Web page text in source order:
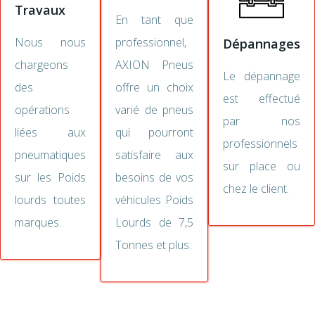
Travaux
Nous nous
chargeons
des
opérations
liées aux
pneumatiques
sur les Poids
lourds toutes
marques.
En tant que
professionnel,
AXION Pneus
offre un choix
varié de pneus
qui pourront
satisfaire aux
besoins de vos
véhicules Poids
Lourds de 7,5
Tonnes et plus.
Dépannages
Le dépannage
est effectué
par nos
professionnels
sur place ou
chez le client.